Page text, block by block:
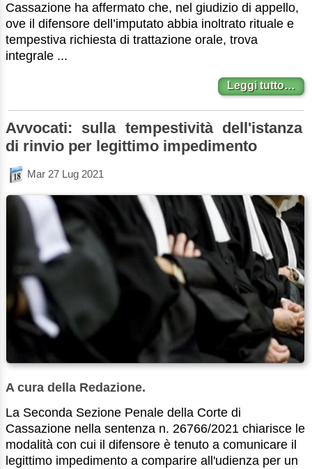
Cassazione ha affermato che, nel giudizio di appello,
ove il difensore dell’imputato abbia inoltrato rituale e
tempestiva richiesta di trattazione orale, trova
integrale ...
Leggi tutto…
Avvocati: sulla tempestività dell'istanza
di rinvio per legittimo impedimento
Mar 27 Lug 2021
A cura della Redazione.
La Seconda Sezione Penale della Corte di
Cassazione nella sentenza n. 26766/2021 chiarisce le
modalità con cui il difensore è tenuto a comunicare il
legittimo impedimento a comparire all'udienza per un